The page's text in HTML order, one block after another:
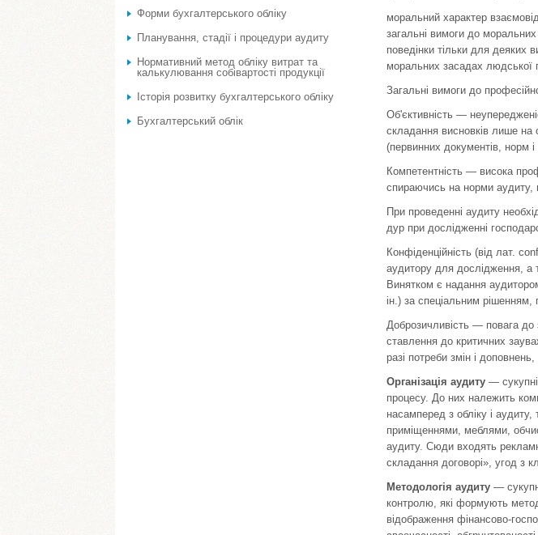
моральний характер
загальні вимоги до
поведінки тільки для деяких
моральних засадах людської
Загальні вимоги до
Об'єктивність —
складан­ня висновків лише на
(первинних до­кументів, норм і
Компетентність — висока
спираючись на норми аудиту,
При проведенні аудиту
дур при дослідженні
Конфіденційність (від лат.
аудитору для дослідження, а
Винятком є надання
ін.) за спеціальним
Доброзичливість — повага до
став­лення до критичних
разі потреби змін і
Організація аудиту —
процесу. До них належить
насамперед з облі­ку і
приміщеннями, меблями,
аудиту. Сюди входять
складання договорі», угод з
Методологія аудиту —
контролю, які формують
відображен­ня фінансово-
Форми бухгалтерського обліку
Планування, стадії і процедури аудиту
Нормативний метод обліку витрат та
калькулювання собівартості продукції
Історія розвитку бухгалтерського обліку
Бухгалтерський облік